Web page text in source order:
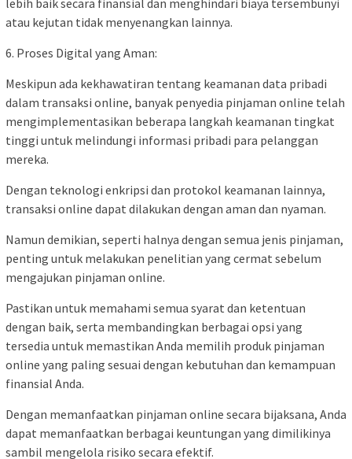
lebih baik secara finansial dan menghindari biaya tersembunyi
atau kejutan tidak menyenangkan lainnya.
6. Proses Digital yang Aman:
Meskipun ada kekhawatiran tentang keamanan data pribadi
dalam transaksi online, banyak penyedia pinjaman online telah
mengimplementasikan beberapa langkah keamanan tingkat
tinggi untuk melindungi informasi pribadi para pelanggan
mereka.
Dengan teknologi enkripsi dan protokol keamanan lainnya,
transaksi online dapat dilakukan dengan aman dan nyaman.
Namun demikian, seperti halnya dengan semua jenis pinjaman,
penting untuk melakukan penelitian yang cermat sebelum
mengajukan pinjaman online.
Pastikan untuk memahami semua syarat dan ketentuan
dengan baik, serta membandingkan berbagai opsi yang
tersedia untuk memastikan Anda memilih produk pinjaman
online yang paling sesuai dengan kebutuhan dan kemampuan
finansial Anda.
Dengan memanfaatkan pinjaman online secara bijaksana, Anda
dapat memanfaatkan berbagai keuntungan yang dimilikinya
sambil mengelola risiko secara efektif.